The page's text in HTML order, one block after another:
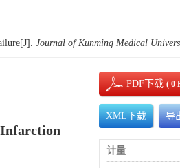
Journal of Kunming Medical
PDF下载( 0
XML下载 导
计量